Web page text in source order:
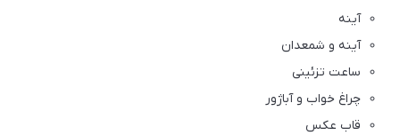
آینه
آینه و شمعدان
ساعت تزئینی
چراغ خواب و آباژور
قاب عکس